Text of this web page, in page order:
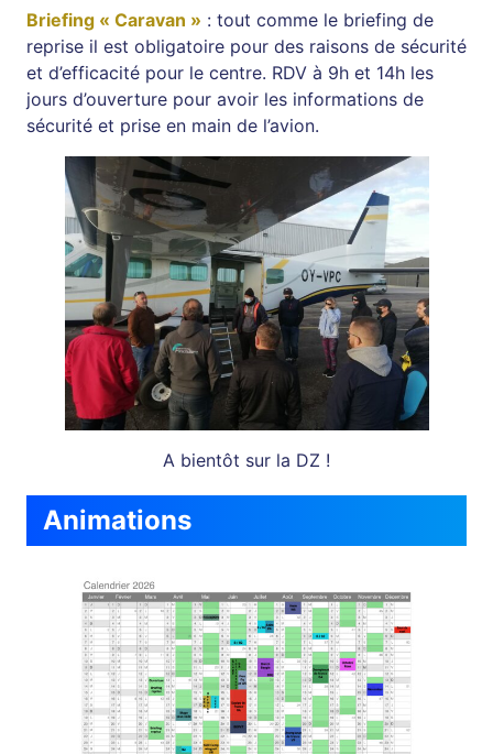
Briefing « Caravan » : tout comme le briefing de
reprise il est obligatoire pour des raisons de sécurité
et d’efficacité pour le centre. RDV à 9h et 14h les
jours d’ouverture pour avoir les informations de
sécurité et prise en main de l’avion.
A bientôt sur la DZ !
Animations